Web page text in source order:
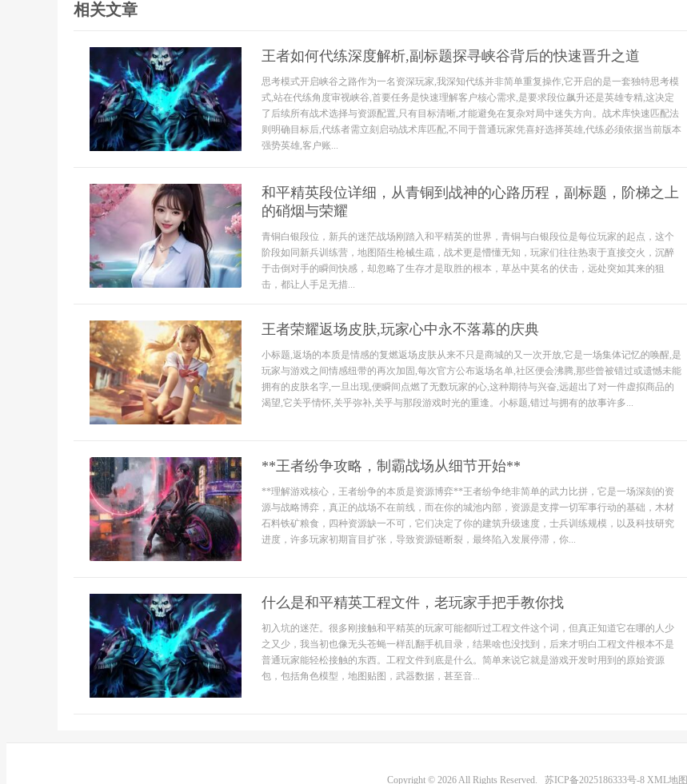
相关文章
王者如何代练深度解析,副标题探寻峡谷背后的快速晋升之道
思考模式开启峡谷之路作为一名资深玩家,我深知代练并非简单重复操作,它开启的是一套独特思考模
式,站在代练角度审视峡谷,首要任务是快速理解客户核心需求,是要求段位飙升还是英雄专精,这决定
了后续所有战术选择与资源配置,只有目标清晰,才能避免在复杂对局中迷失方向。战术库快速匹配法
则明确目标后,代练者需立刻启动战术库匹配,不同于普通玩家凭喜好选择英雄,代练必须依据当前版本
强势英雄,客户账...
和平精英段位详细，从青铜到战神的心路历程，副标题，阶梯之上
的硝烟与荣耀
青铜白银段位，新兵的迷茫战场刚踏入和平精英的世界，青铜与白银段位是每位玩家的起点，这个
阶段如同新兵训练营，地图陌生枪械生疏，战术更是懵懂无知，玩家们往往热衷于直接交火，沉醉
于击倒对手的瞬间快感，却忽略了生存才是取胜的根本，草丛中莫名的伏击，远处突如其来的狙
击，都让人手足无措...
王者荣耀返场皮肤,玩家心中永不落幕的庆典
小标题,返场的本质是情感的复燃返场皮肤从来不只是商城的又一次开放,它是一场集体记忆的唤醒,是
玩家与游戏之间情感纽带的再次加固,每次官方公布返场名单,社区便会沸腾,那些曾被错过或遗憾未能
拥有的皮肤名字,一旦出现,便瞬间点燃了无数玩家的心,这种期待与兴奋,远超出了对一件虚拟商品的
渴望,它关乎情怀,关乎弥补,关乎与那段游戏时光的重逢。小标题,错过与拥有的故事许多...
**王者纷争攻略，制霸战场从细节开始**
**理解游戏核心，王者纷争的本质是资源博弈**王者纷争绝非简单的武力比拼，它是一场深刻的资
源与战略博弈，真正的战场不在前线，而在你的城池内部，资源是支撑一切军事行动的基础，木材
石料铁矿粮食，四种资源缺一不可，它们决定了你的建筑升级速度，士兵训练规模，以及科技研究
进度，许多玩家初期盲目扩张，导致资源链断裂，最终陷入发展停滞，你...
什么是和平精英工程文件，老玩家手把手教你找
初入坑的迷茫。很多刚接触和平精英的玩家可能都听过工程文件这个词，但真正知道它在哪的人少
之又少，我当初也像无头苍蝇一样乱翻手机目录，结果啥也没找到，后来才明白工程文件根本不是
普通玩家能轻松接触的东西。工程文件到底是什么。简单来说它就是游戏开发时用到的原始资源
包，包括角色模型，地图贴图，武器数据，甚至音...
Copyright © 2026 All Rights Reserved. 苏ICP备2025186333号-8 XML地图